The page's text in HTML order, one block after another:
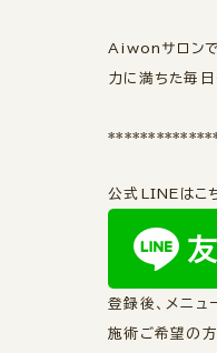
Aiwonサロンで
力に満ちた毎日
公式LINEはこ
登録後、メニュ
施術ご希望の方